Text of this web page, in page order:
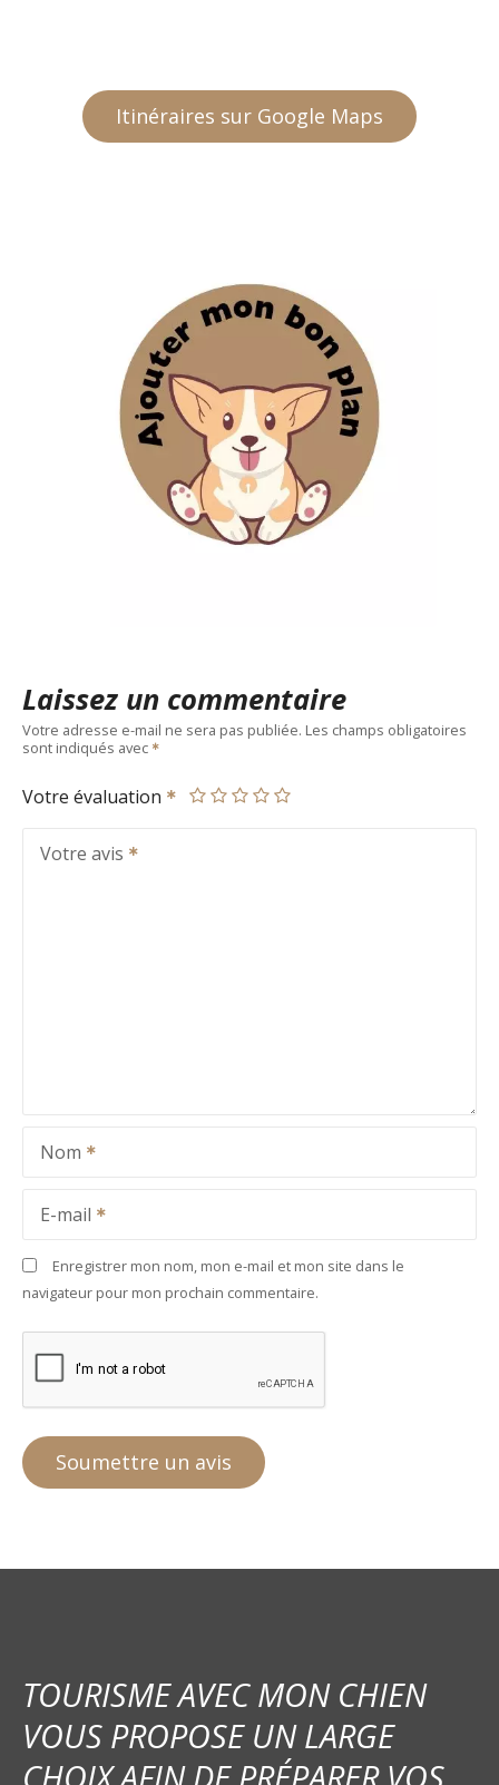
Itinéraires sur Google Maps
Laissez un commentaire
Votre adresse e-mail ne sera pas publiée. Les champs obligatoires
sont indiqués avec
Votre évaluation
Votre avis
Nom
E-mail
Enregistrer mon nom, mon e-mail et mon site dans le
navigateur pour mon prochain commentaire.
TOURISME AVEC MON CHIEN
VOUS PROPOSE UN LARGE